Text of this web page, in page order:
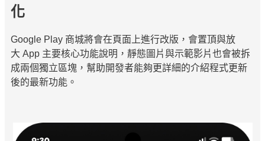
化
Google Play 商城將會在頁面上進行改版，會置頂與放
大 App 主要核心功能說明，靜態圖片與示範影片也會被拆
成兩個獨立區塊，幫助開發者能夠更詳細的介紹程式更新
後的最新功能。